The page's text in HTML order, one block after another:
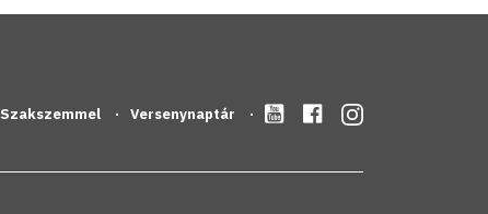
Szakszemmel Versenynaptár